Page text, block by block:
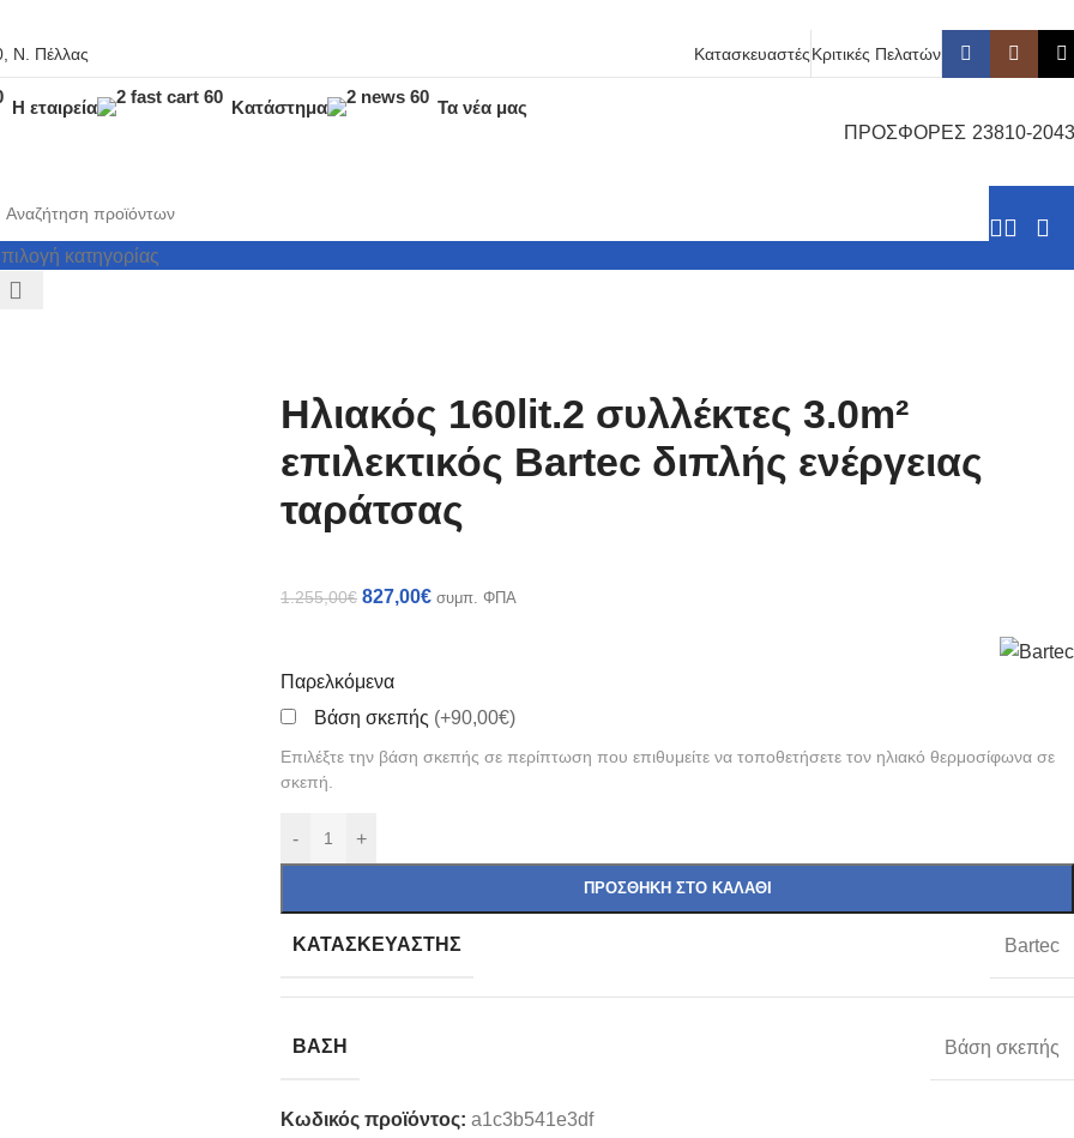
Ν. Πέλλας ΚατασκευαστέςΚριτικές Πελατών
Η εταιρεία Κατάστημα
Τα νέα μας
ΠΡΟΣΦΟΡΕΣ 23810-
κατηγορίας
Ηλιακός 160lit.2 συλλέκτες 3.0m²
επιλεκτικός Bartec διπλής ενέργειας
ταράτσας
1.255,00€ 827,00€ συμπ. ΦΠΑ
Παρελκόμενα
Βάση σκεπής (+90,00€)
Επιλέξτε την βάση σκεπής σε περίπτωση που επιθυμείτε να τοποθετήσετε τον ηλιακό θερμοσίφωνα σε
σκεπή.
- +
ΠΡΟΣΘΉΚΗ ΣΤΟ ΚΑΛΆΘΙ
ΚΑΤΑΣΚΕΥΑΣΤΉΣ Bartec
ΒΆΣΗ Βάση σκεπής
Κωδικός προϊόντος: a1c3b541e3df